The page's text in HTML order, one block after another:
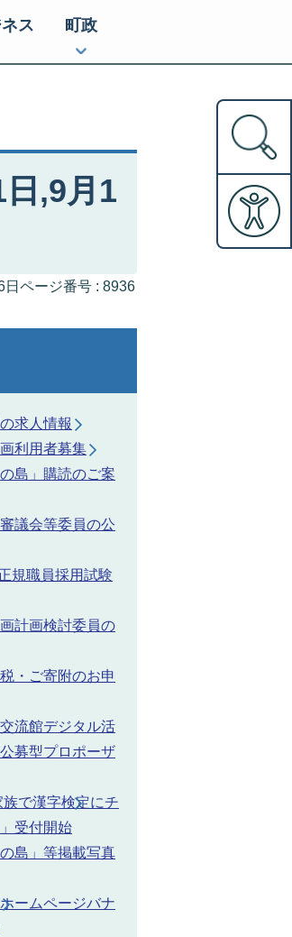
ス 町政
,9月1
ページ番号 : 8936
求人情報
利用者募集
島」購読のご案
議会等委員の公
規職員採用試験
計画検討委員の
・ご寄附のお申
流館デジタル活
募型プロポーザ
族で漢字検定にチ
受付開始
の島」等掲載写真
ームページバナ